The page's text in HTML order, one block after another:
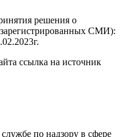
решения о
зарегистрированных СМИ):
ссылка на источник
по надзору в сфере